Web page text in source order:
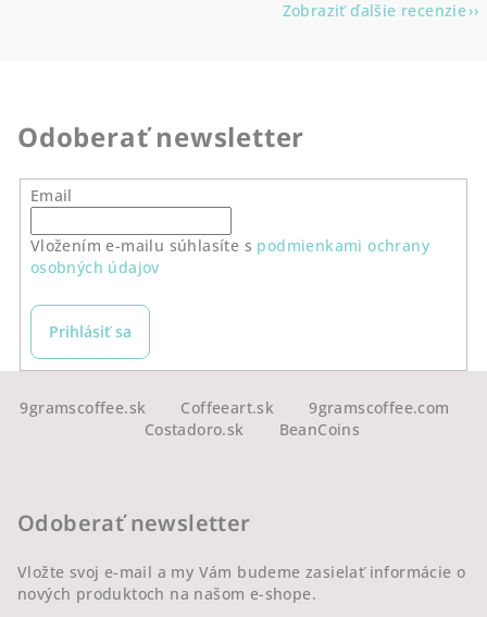
Zobraziť ďalšie recenzie
Odoberať newsletter
Email
Vložením e-mailu súhlasíte s podmienkami ochrany
osobných údajov
Prihlásiť sa
9gramscoffee.sk Coffeeart.sk
9gramscoffee.com
Costadoro.sk
BeanCoins
Odoberať newsletter
Vložte svoj e-mail a my Vám budeme zasielať informácie o
nových produktoch na našom e-shope.